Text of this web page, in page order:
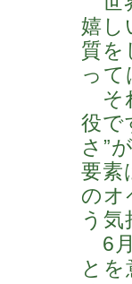
嬉し
質を
っ
そ
役で
さ”
要素
のオ
う
6
と